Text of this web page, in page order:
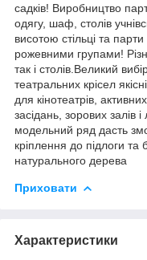
садків! Виробництво
одягу, шаф, столів
висотою стільці та
рожевними групами!
так і столів.Великий
театральних крісел
для кінотеатрів,
засідань, зорових залів
модельний ряд дасть
кріплення до підлоги та
натурального дерева
Приховати
Характеристики